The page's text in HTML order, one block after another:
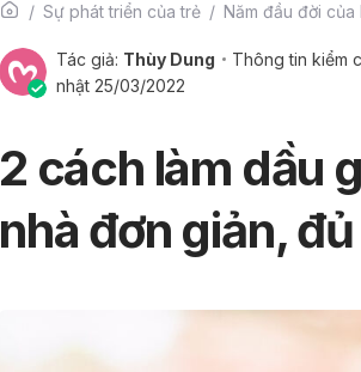
Sự phát triển của trẻ Năm đầu đời của
Tác giả: Thùy Dung Thông tin kiểm
nhật 25/03/2022
2 cách làm dầu
nhà đơn giản,